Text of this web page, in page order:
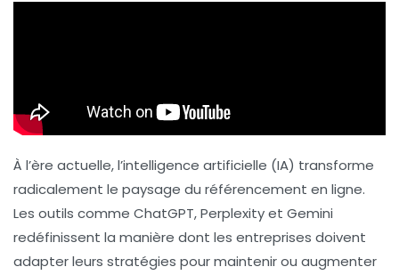
À l’ère actuelle, l’intelligence artificielle (IA) transforme
radicalement le paysage du référencement en ligne.
Les outils comme ChatGPT,Perplexityet Gemini
redéfinissent la manière dont les entreprises doivent
adapter leurs stratégies pour maintenir ou augmenter